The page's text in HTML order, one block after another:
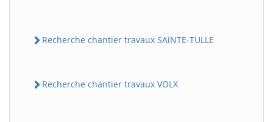
Recherche chantier travaux SAiNTE-TULLE
Recherche chantier travaux VOLX